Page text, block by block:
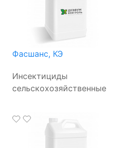
Фасшанс, КЭ
Инсектициды
сельскохозяйственные